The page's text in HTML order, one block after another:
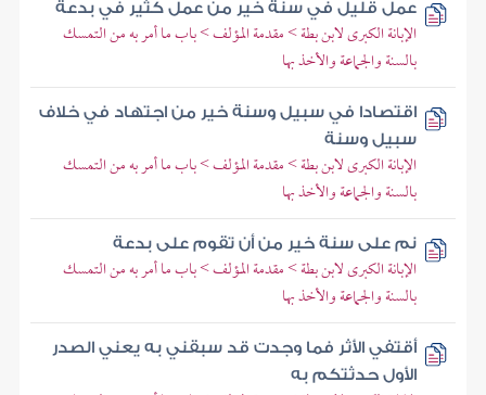
عمل قليل في سنة خير من عمل كثير في بدعة
الإبانة الكبرى لابن بطة > مقدمة المؤلف > باب ما أمر به من التمسك
بالسنة والجماعة والأخذ بها
اقتصادا في سبيل وسنة خير من اجتهاد في خلاف
سبيل وسنة
الإبانة الكبرى لابن بطة > مقدمة المؤلف > باب ما أمر به من التمسك
بالسنة والجماعة والأخذ بها
نم على سنة خير من أن تقوم على بدعة
الإبانة الكبرى لابن بطة > مقدمة المؤلف > باب ما أمر به من التمسك
بالسنة والجماعة والأخذ بها
أقتفي الأثر فما وجدت قد سبقني به يعني الصدر
الأول حدثتكم به